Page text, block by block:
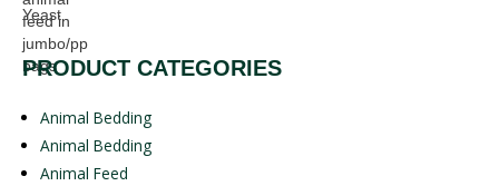
PRODUCT CATEGORIES
Animal Bedding
Animal Bedding
Animal Feed